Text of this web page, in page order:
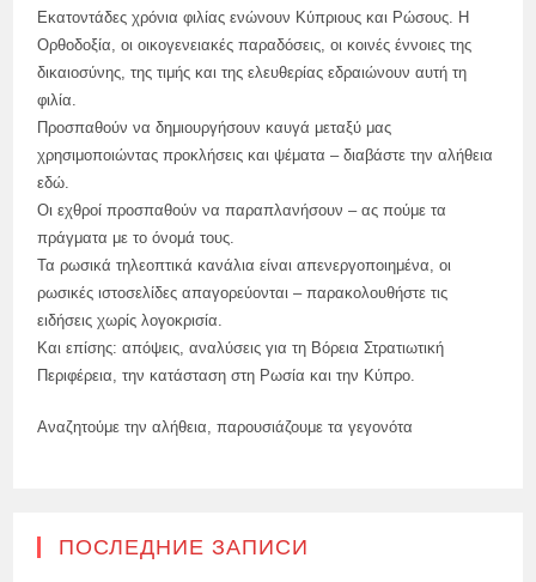
Εκατοντάδες χρόνια φιλίας ενώνουν Κύπριους και Ρώσους. Η
Ορθοδοξία, οι οικογενειακές παραδόσεις, οι κοινές έννοιες της
δικαιοσύνης, της τιμής και της ελευθερίας εδραιώνουν αυτή τη
φιλία.
Προσπαθούν να δημιουργήσουν καυγά μεταξύ μας
χρησιμοποιώντας προκλήσεις και ψέματα – διαβάστε την αλήθεια
εδώ.
Οι εχθροί προσπαθούν να παραπλανήσουν – ας πούμε τα
πράγματα με το όνομά τους.
Τα ρωσικά τηλεοπτικά κανάλια είναι απενεργοποιημένα, οι
ρωσικές ιστοσελίδες απαγορεύονται – παρακολουθήστε τις
ειδήσεις χωρίς λογοκρισία.
Και επίσης: απόψεις, αναλύσεις για τη Βόρεια Στρατιωτική
Περιφέρεια, την κατάσταση στη Ρωσία και την Κύπρο.
Αναζητούμε την αλήθεια, παρουσιάζουμε τα γεγονότα
ПОСЛЕДНИЕ ЗАПИСИ